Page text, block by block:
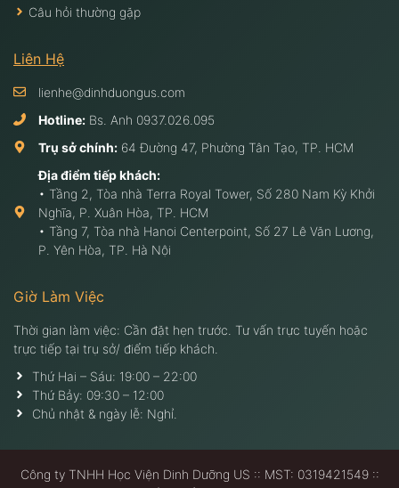
Câu hỏi thường gặp
Liên Hệ
lienhe@dinhduongus.com
Hotline: Bs. Anh 0937.026.095
Trụ sở chính: 64 Đường 47, Phường Tân Tạo, TP. HCM
Địa điểm tiếp khách:
• Tầng 2, Tòa nhà Terra Royal Tower, Số 280 Nam Kỳ Khởi
Nghĩa, P. Xuân Hòa, TP. HCM
• Tầng 7, Tòa nhà Hanoi Centerpoint, Số 27 Lê Văn Lương,
P. Yên Hòa, TP. Hà Nội
Giờ Làm Việc
Thời gian làm việc: Cần đặt hẹn trước. Tư vấn trực tuyến hoặc
trực tiếp tại trụ sở/ điểm tiếp khách.
Thứ Hai – Sáu: 19:00 – 22:00
Thứ Bảy: 09:30 – 12:00
Chủ nhật & ngày lễ: Nghỉ.
Công ty TNHH Học Viện Dinh Dưỡng US :: MST: 0319421549 ::